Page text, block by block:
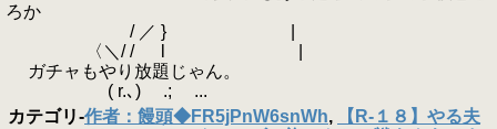
ろか
/ ／ } |
〈＼/ / l |
ガチャもやり放題じゃん。
( r.､) .; ...
カテゴリ-作者：饅頭◆FR5jPnW6snWh,
【R-１８】やる夫